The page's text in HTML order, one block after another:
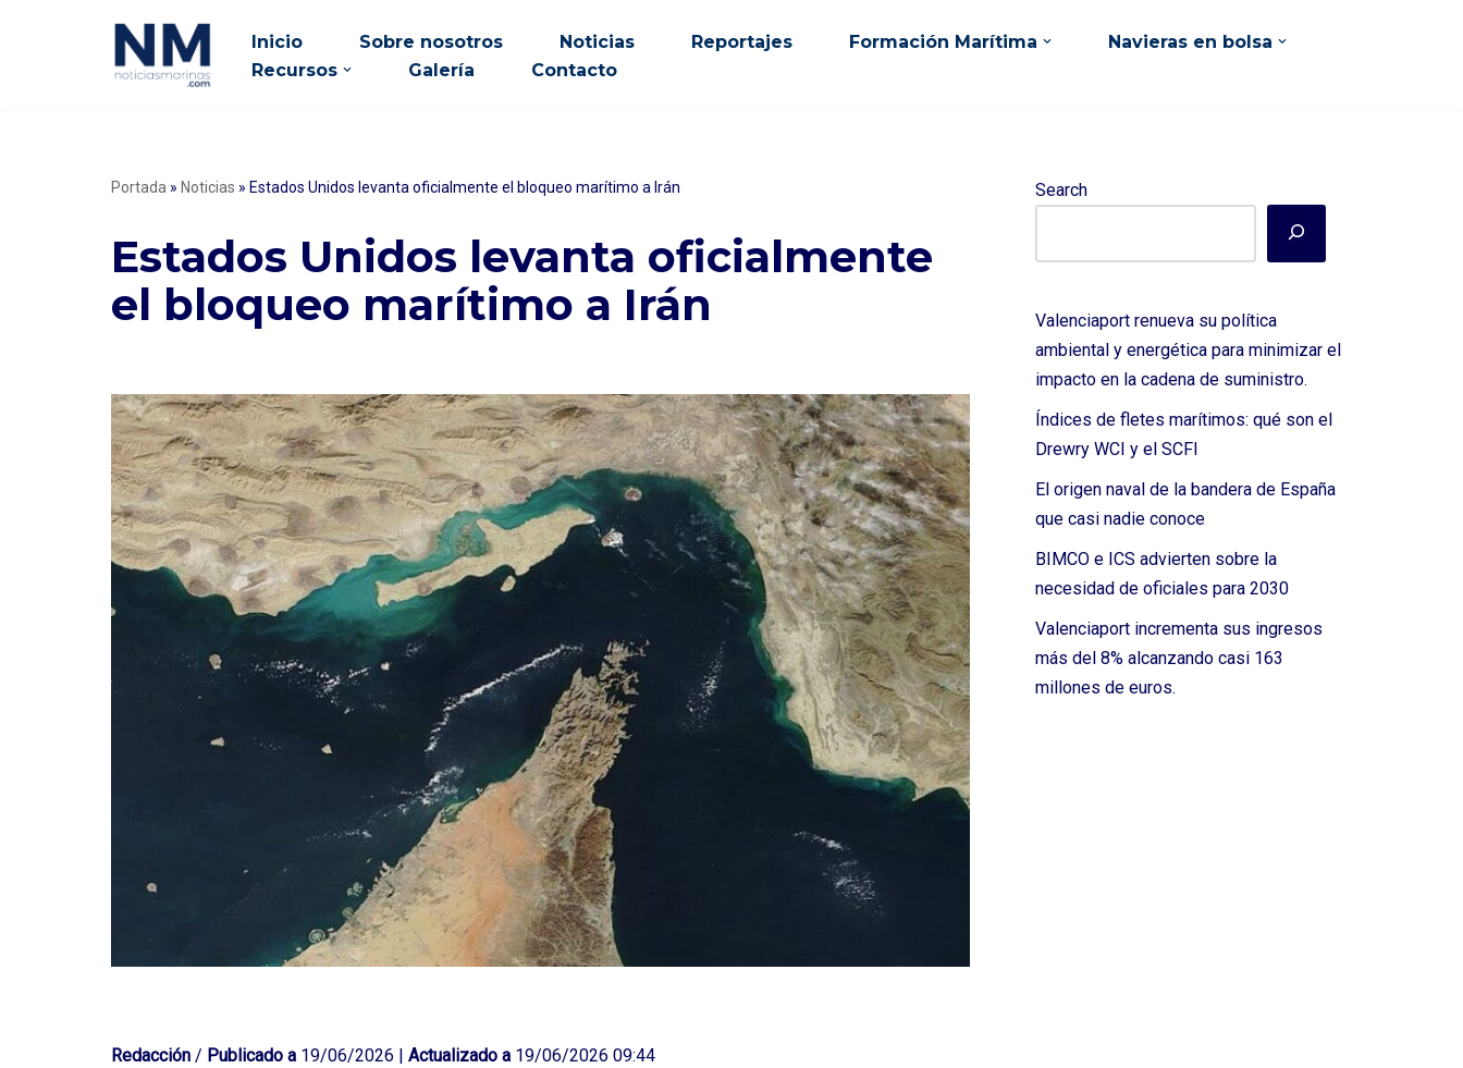
Inicio Sobre nosotros Noticias Reportajes Formación Marítima
Navieras en bolsa
Recursos
Galería Contacto
Portada » Noticias » Estados Unidos levanta oficialmente el bloqueo marítimo a Irán
Estados Unidos levanta oficialmente
el bloqueo marítimo a Irán
Redacción / Publicado a 19/06/2026 | Actualizado a 19/06/2026 09:44
Search
Valenciaport renueva su política
ambiental y energética para minimizar el
impacto en la cadena de suministro.
Índices de fletes marítimos: qué son el
Drewry WCI y el SCFI
El origen naval de la bandera de España
que casi nadie conoce
BIMCO e ICS advierten sobre la
necesidad de oficiales para 2030
Valenciaport incrementa sus ingresos
más del 8% alcanzando casi 163
millones de euros.